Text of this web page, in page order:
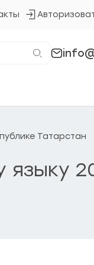
Кнопка
Татарстан